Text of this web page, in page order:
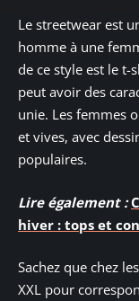
Le streetwear est
homme à une
de ce style est le t-
peut avoir des
unie. Les femmes
et vives, avec
populaires.
Lire également :
hiver : tops et
Sachez que chez
XXL pour